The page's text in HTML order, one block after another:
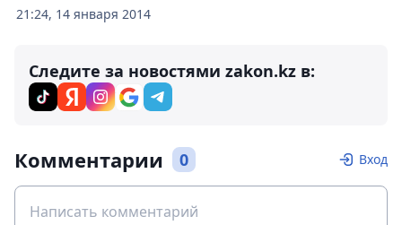
21:24, 14 января 2014
Следите за новостями zakon.kz в:
Комментарии 0 Вход